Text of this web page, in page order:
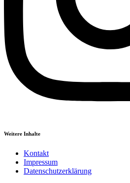
Weitere Inhalte
Kontakt
Impressum
Datenschutzerklärung